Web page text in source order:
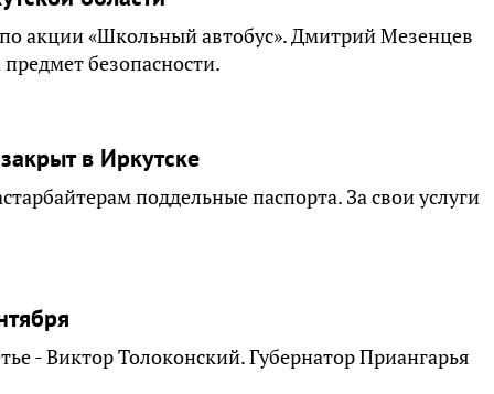
акции «Школьный автобус». Дмитрий Мезенцев
безопасности.
в Иркутске
поддельные паспорта. За свои услуги
- Виктор Толоконский. Губернатор Приангарья